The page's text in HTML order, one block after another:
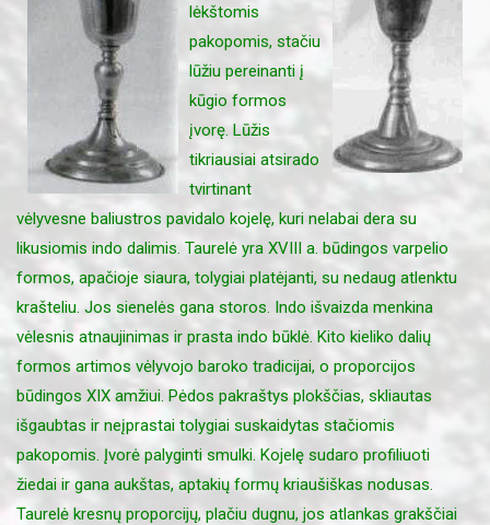
lėkštomis
pakopomis, stačiu
lūžiu pereinanti į
kūgio formos
įvorę. Lūžis
tikriausiai atsirado
tvirtinant
vėlyvesne baliustros pavidalo kojelę, kuri nelabai dera su
likusiomis indo dalimis. Taurelė yra XVIII a. būdingos varpelio
formos, apačioje siaura, tolygiai platėjanti, su nedaug atlenktu
krašteliu. Jos sienelės gana storos. Indo išvaizda menkina
vėlesnis atnaujinimas ir prasta indo būklė. Kito kieliko dalių
formos artimos vėlyvojo baroko tradicijai, o proporcijos
būdingos XIX amžiui. Pėdos pakraštys plokščias, skliautas
išgaubtas ir neįprastai tolygiai suskaidytas stačiomis
pakopomis. Įvorė palyginti smulki. Kojelę sudaro profiliuoti
žiedai ir gana aukštas, aptakių formų kriaušiškas nodusas.
Taurelė kresnų proporcijų, plačiu dugnu, jos atlankas grakščiai